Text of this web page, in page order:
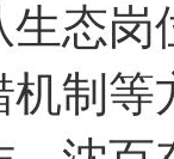
生态岗
机制等